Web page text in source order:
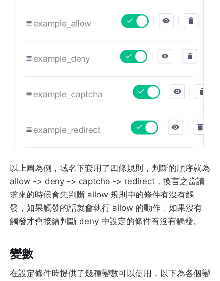
以上圖為例，域名下套用了四條規則，判斷的順序就為
allow -> deny -> captcha -> redirect，換言之當請
求來的時候會先判斷 allow 規則中的條件有沒有觸
發，如果觸發的話就會執行 allow 的動作，如果沒有
觸發才會接續判斷 deny 中設定的條件有沒有觸發。
變數
在設定條件時提供了幾種變數可以使用，以下為各個變